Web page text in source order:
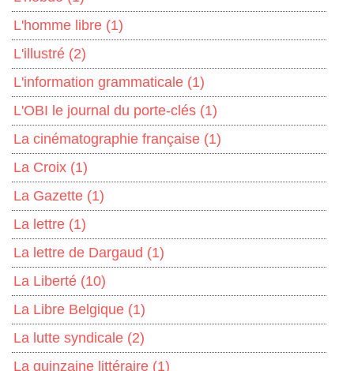
L'homme libre (1)
L'illustré (2)
L'information grammaticale (1)
L'OBI le journal du porte-clés (1)
La cinématographie française (1)
La Croix (1)
La Gazette (1)
La lettre (1)
La lettre de Dargaud (1)
La Liberté (10)
La Libre Belgique (1)
La lutte syndicale (2)
La quinzaine littéraire (1)